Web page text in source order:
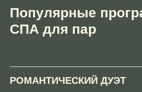
Популярные
СПА для пар
РОМАНТИЧЕСКИЙ ДУЭТ